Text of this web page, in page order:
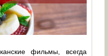
фильмы, всегда